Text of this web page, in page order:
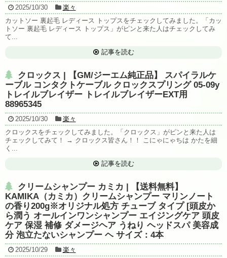
2025/10/30
楽々
カットソー 裏起毛 レディース トップスをチェックしてみました。「カッ
トソー 裏起毛 レディース トップス」がピンと来た人はチェックしてみ
て...
記事を読む
クロックス | 【GM/ジーエム純正品】 スパイラルケ
ーブル コンタクトケーブル クロックスプリング 05-09y
トレイルブレイザー トレイルブレイザーEXT用
88965345
2025/10/30
楽々
クロックスをチェックしてみました。「クロックス」がピンと来た人は
チェックしてみて！ → クロックス皆さん！！ こにゃにゃちは かたを細
く...
記事を読む
クリームシャンプー カミカ | 【送料無料】
KAMIKA（カミカ）クリームシャンプー マリンノート
の香り200g※オリジナル処方 チューブ タイプ [頭皮か
ら潤う オールインワンシャンプー エイジングケア 頭皮
ケア 保湿 補修 ダメージヘア うねり ヘッドスパ 美容成
分 泡立たないシャンプー ヘ サイズ：4本
2025/10/29
楽々